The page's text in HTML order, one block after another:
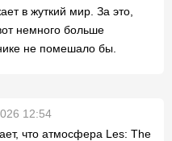
в жуткий мир. За это,
немного больше
не помешало бы.
12:54
что атмосфера Les: The